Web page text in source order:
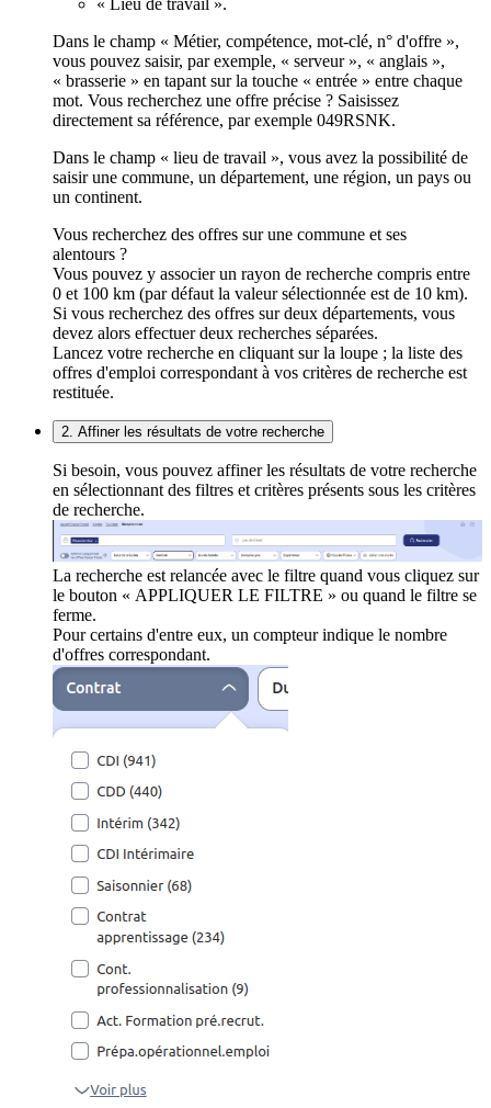
« Lieu de travail ».
Dans le champ « Métier, compétence, mot-clé, n° d'offre »,
vous pouvez saisir, par exemple, « serveur », « anglais »,
« brasserie » en tapant sur la touche « entrée » entre chaque
mot. Vous recherchez une offre précise ? Saisissez
directement sa référence, par exemple 049RSNK.
Dans le champ « lieu de travail », vous avez la possibilité de
saisir une commune, un département, une région, un pays ou
un continent.
Vous recherchez des offres sur une commune et ses
alentours ?
Vous pouvez y associer un rayon de recherche compris entre
0 et 100 km (par défaut la valeur sélectionnée est de 10 km).
Si vous recherchez des offres sur deux départements, vous
devez alors effectuer deux recherches séparées.
Lancez votre recherche en cliquant sur la loupe ; la liste des
offres d'emploi correspondant à vos critères de recherche est
restituée.
2. Affiner les résultats de votre recherche
Si besoin, vous pouvez affiner les résultats de votre recherche
en sélectionnant des filtres et critères présents sous les critères
de recherche.
La recherche est relancée avec le filtre quand vous cliquez sur
le bouton « APPLIQUER LE FILTRE » ou quand le filtre se
ferme.
Pour certains d'entre eux, un compteur indique le nombre
d'offres correspondant.